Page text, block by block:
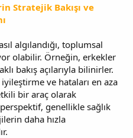
Stratejik Bakışı ve
algılandığı, toplumsal
olabilir. Örneğin, erkekler
bakış açılarıyla bilinirler.
ve hataları en aza
bir araç olarak
genellikle sağlık
daha hızla